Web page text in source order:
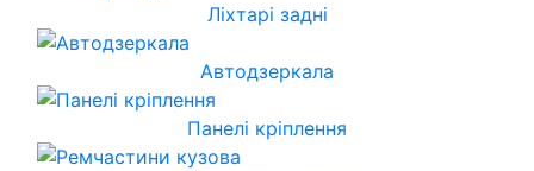
Ліхтарі задні
Автодзеркала
Панелі кріплення